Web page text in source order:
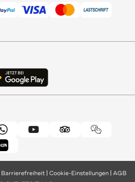
Barrierefreiheit Cookie-Einstellungen AGB